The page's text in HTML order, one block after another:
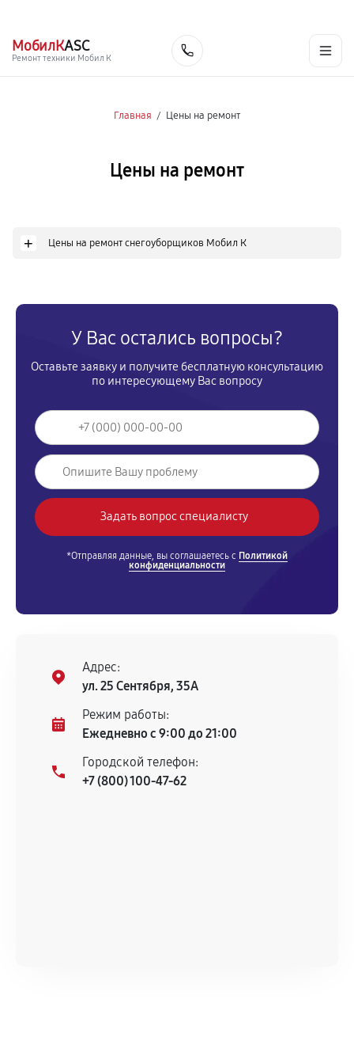
МобилКASC
Ремонт техники Мобил К
Главная / Цены на ремонт
Цены на ремонт
+ Цены на ремонт снегоуборщиков Мобил К
У Вас остались вопросы?
Оставьте заявку и получите бесплатную консультацию
по интересующему Вас вопросу
*Отправляя данные, вы соглашаетесь с Политикой
конфиденциальности
Адрес:
ул. 25 Сентября, 35А
Режим работы:
Ежедневно с 9:00 до 21:00
Городской телефон:
+7 (800) 100-47-62